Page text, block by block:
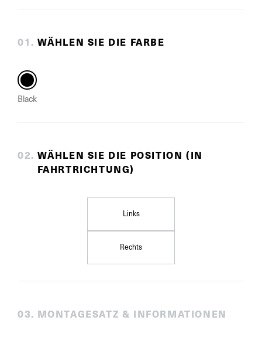
01 . WÄHLEN SIE DIE FARBE
Black
02. WÄHLEN SIE DIE POSITION (IN
FAHRTRICHTUNG)
Links
Rechts
03. MONTAGESATZ & INFORMATIONEN